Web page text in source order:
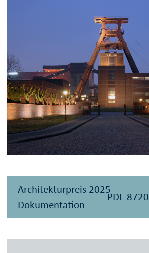
Architekturpreis 2025
Dokumentation
PDF 8720